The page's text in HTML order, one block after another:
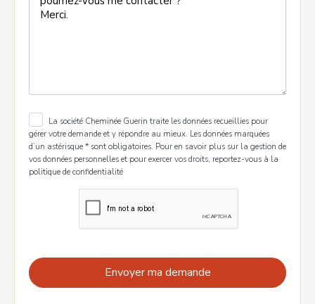
La société Cheminée Guerin traite les données recueillies pour
gérer votre demande et y répondre au mieux. Les données marquées
d’un astérisque * sont obligatoires. Pour en savoir plus sur la gestion de
vos données personnelles et pour exercer vos droits, reportez-vous à la
politique de confidentialité